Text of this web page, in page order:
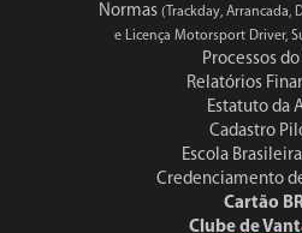
Normas (Trackday, Arrancada,
e Licença Motorsport Driver,
Processos do
Relatórios
Estatuto da
Cadastro
Escola
Credenciamento
Cartão
Clube de